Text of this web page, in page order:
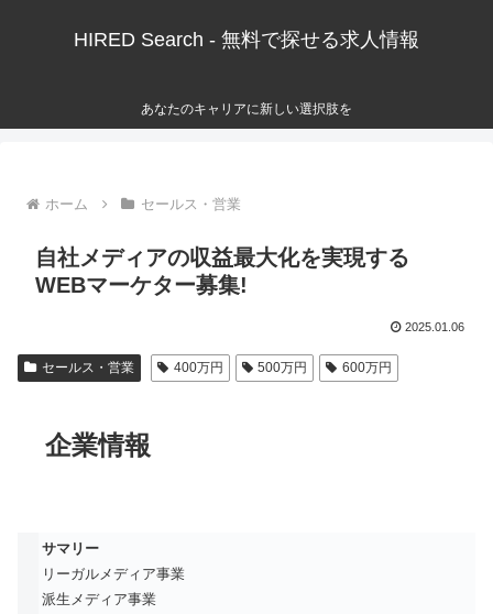
HIRED Search - 無料で探せる求人情報
あなたのキャリアに新しい選択肢を
ホーム セールス・営業
自社メディアの収益最大化を実現する
WEBマーケター募集!
2025.01.06
セールス・営業 400万円 500万円 600万円
企業情報
サマリー
リーガルメディア事業
派生メディア事業